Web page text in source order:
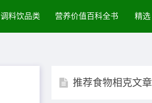
调料饮品类 营养价值百科全书 精选
推荐食物相克文章